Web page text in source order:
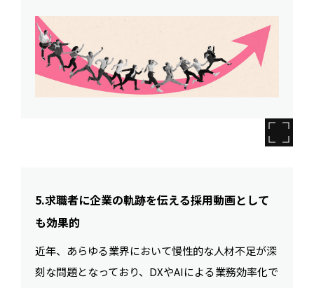
5.求職者に企業の軌跡を伝える採用動画として
も効果的
近年、あらゆる業界において慢性的な人材不足が深
刻な問題となっており、DXやAIによる業務効率化で